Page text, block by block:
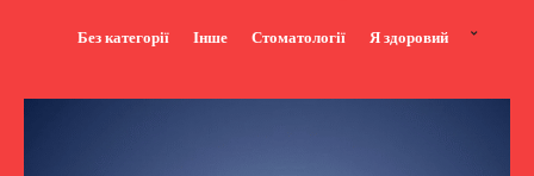
Без категорії Інше Стоматології Я здоровий